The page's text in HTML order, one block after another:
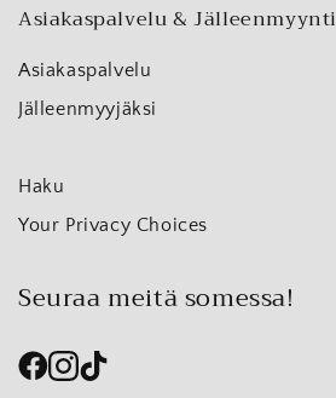
Asiakaspalvelu & Jälleenmyynti
Asiakaspalvelu
Jälleenmyyjäksi
Haku
Your Privacy Choices
Seuraa meitä somessa!